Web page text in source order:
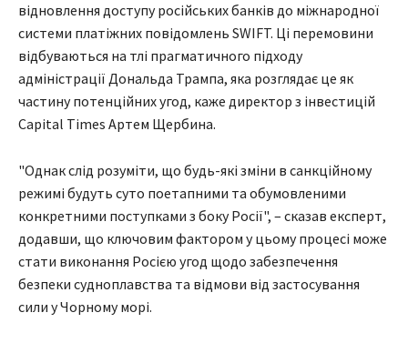
відновлення доступу російських банків до міжнародної
системи платіжних повідомлень SWIFT. Ці перемовини
відбуваються на тлі прагматичного підходу
адміністрації Дональда Трампа, яка розглядає це як
частину потенційних угод, каже директор з інвестицій
Capital Times Артем Щербина.
"Однак слід розуміти, що будь-які зміни в санкційному
режимі будуть суто поетапними та обумовленими
конкретними поступками з боку Росії", – сказав експерт,
додавши, що ключовим фактором у цьому процесі може
стати виконання Росією угод щодо забезпечення
безпеки судноплавства та відмови від застосування
сили у Чорному морі.